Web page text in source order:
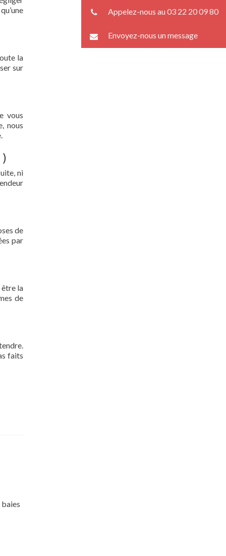
la
sur
vous
nous
ni
de
par
la
de
faits
Appelez-nous au 03 22 20 09 80
Envoyez-nous un message